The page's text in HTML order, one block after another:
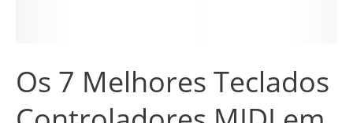
Os 7 Melhores Teclados
e